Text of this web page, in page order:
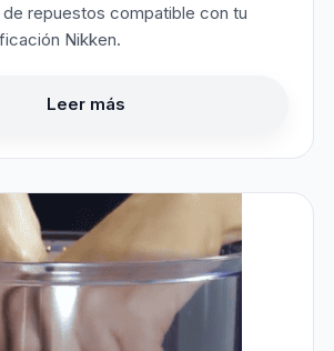
de repuestos compatible con tu
Nikken.
Leer más